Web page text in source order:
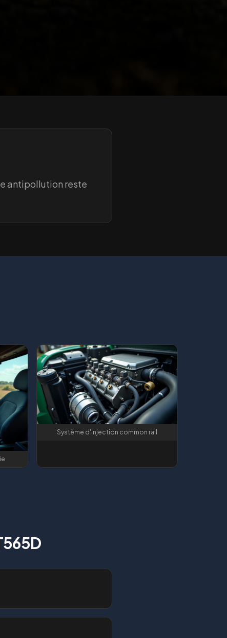
antipollution reste
Système d'injection common rail